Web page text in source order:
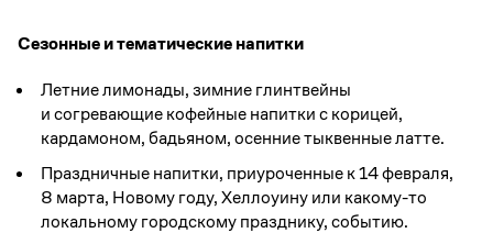
Сезонные и тематические напитки
Летние лимонады, зимние глинтвейны
и согревающие кофейные напитки с корицей,
кардамоном, бадьяном, осенние тыквенные латте.
Праздничные напитки, приуроченные к 14 февраля,
8 марта, Новому году, Хеллоуину или какому-то
локальному городскому празднику, событию.